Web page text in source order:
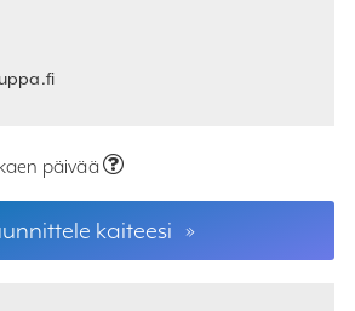
päivää
kaiteesi »